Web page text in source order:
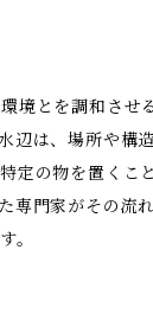
境とを調和させ
は、場所や構
定の物を置くこ
門家がその流
。